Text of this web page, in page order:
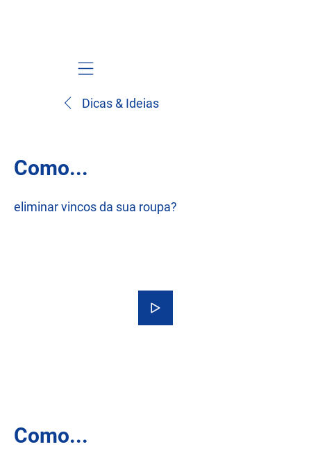
Mobile navigation
Dicas & Ideias
Como...
eliminar vincos da sua roupa?
Como...